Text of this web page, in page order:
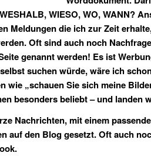
WIESO, WO, WANN?
Meldungen die ich zur Zeit
Oft sind auch noch
genannt werden! Es ist
suchen würde, wäre ich
wie „schauen Sie sich meine
besonders beliebt – und landen
Nachrichten, mit einem
auf den Blog gesetzt. Oft auch